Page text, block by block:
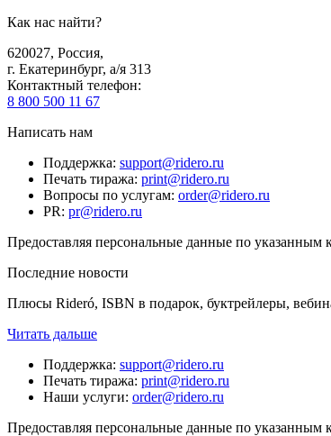
Как нас найти?
620027, Россия,
г. Екатеринбург, а/я 313
Контактный телефон:
8 800 500 11 67
Написать нам
Поддержка: support@ridero.ru
Печать тиража: print@ridero.ru
Вопросы по услугам: order@ridero.ru
PR: pr@ridero.ru
Предоставляя персональные данные по указанным
Последние новости
Плюсы Rideró, ISBN в подарок, буктрейлеры,
Читать дальше
Поддержка: support@ridero.ru
Печать тиража: print@ridero.ru
Наши услуги: order@ridero.ru
Предоставляя персональные данные по указанным